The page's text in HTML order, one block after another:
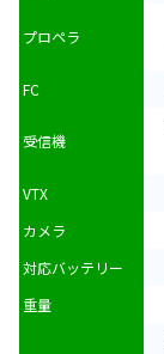
プロペラ
FC
受信機
VTX
カメラ
対応バッテリー
重量